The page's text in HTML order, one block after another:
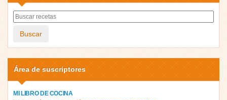
Buscar
Área de suscriptores
MI LIBRO DE COCINA